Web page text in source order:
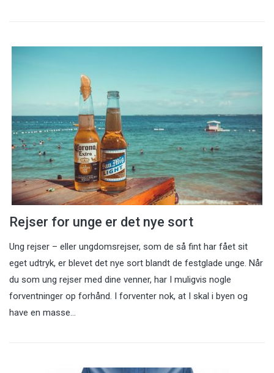
Rejser for unge er det nye sort
Ung rejser – eller ungdomsrejser, som de så fint har fået sit
eget udtryk, er blevet det nye sort blandt de festglade unge. Når
du som ung rejser med dine venner, har I muligvis nogle
forventninger op forhånd. I forventer nok, at I skal i byen og
have en masse…